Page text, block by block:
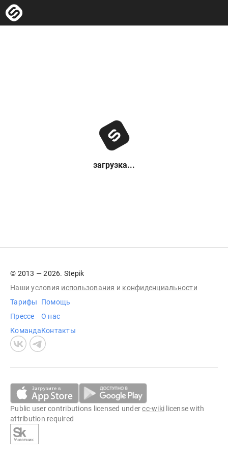
загрузка...
© 2013 — 2026. Stepik
Наши условия использования и конфиденциальности
Тарифы
Прессе
Команда
Помощь
О нас
Контакты
Public user contributions licensed undercc-wiki license with
attribution required